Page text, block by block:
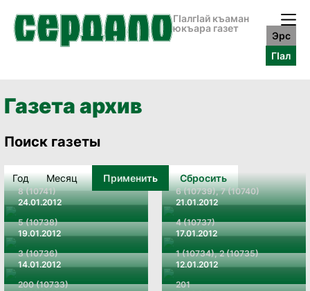
ГӀалгӀай къаман
юкъара газет
Эрс
ГӀал
Газета архив
Поиск газеты
Применить Сбросить
8 (10741)
24.01.2012
6 (10739), 7 (10740)
21.01.2012
5 (10738)
19.01.2012
4 (10737)
17.01.2012
3 (10736)
14.01.2012
1 (10734), 2 (10735)
12.01.2012
200 (10733)
201